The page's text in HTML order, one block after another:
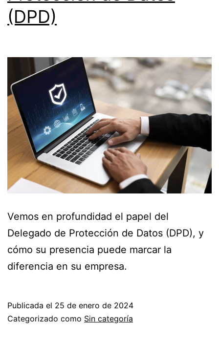
(DPD)
Vemos en profundidad el papel del
Delegado de Protección de Datos (DPD), y
cómo su presencia puede marcar la
diferencia en su empresa.
Publicada el 25 de enero de 2024
Categorizado como Sin categoría